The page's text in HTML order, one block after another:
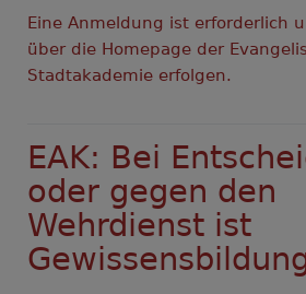
Eine Anmeldung ist erforderlich
über die Homepage der
Stadtakademie erfolgen.
EAK: Bei
oder gegen den
Wehrdienst ist